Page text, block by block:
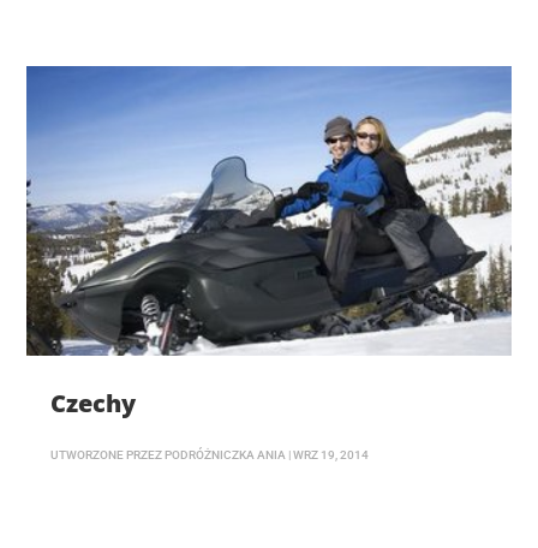
Czechy
UTWORZONE PRZEZ PODRÓŻNICZKA ANIA |WRZ 19, 2014